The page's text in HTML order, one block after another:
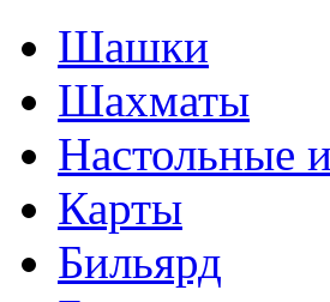
Шашки
Шахматы
Настольные
Карты
Бильярд